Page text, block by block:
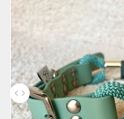
Utilisez les flèches droite et gauche